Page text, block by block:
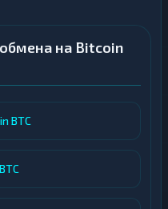
на Bitcoin
BTC